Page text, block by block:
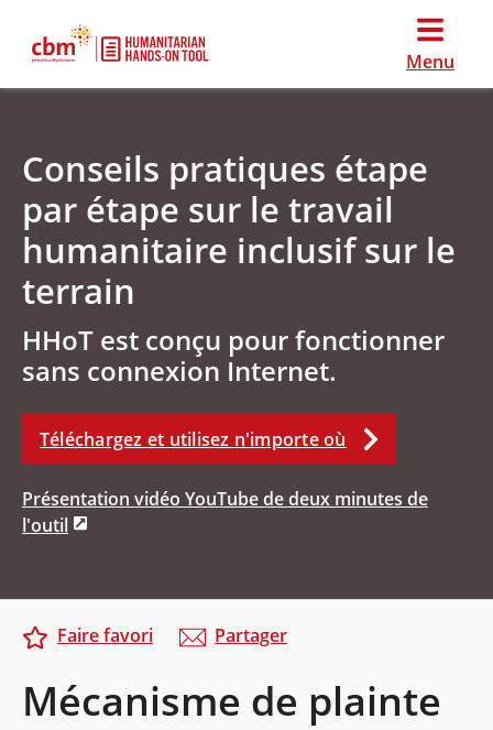
Menu
Conseils pratiques étape
par étape sur le travail
humanitaire inclusif sur le
terrain
HHoT est conçu pour fonctionner
sans connexion Internet.
Téléchargez et utilisez n'importe où
Présentation vidéo YouTube de deux minutes de
l'outil
Mécanisme de plainte
Faire favori Partager